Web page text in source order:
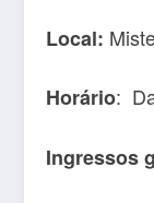
Local:
Horário:
Ingressos